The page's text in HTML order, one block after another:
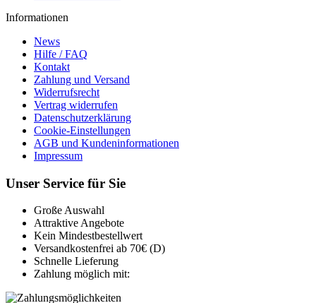
Informationen
News
Hilfe / FAQ
Kontakt
Zahlung und Versand
Widerrufsrecht
Vertrag widerrufen
Datenschutzerklärung
Cookie-Einstellungen
AGB und Kundeninformationen
Impressum
Unser Service für Sie
Große Auswahl
Attraktive Angebote
Kein Mindestbestellwert
Versandkostenfrei ab 70€ (D)
Schnelle Lieferung
Zahlung möglich mit: